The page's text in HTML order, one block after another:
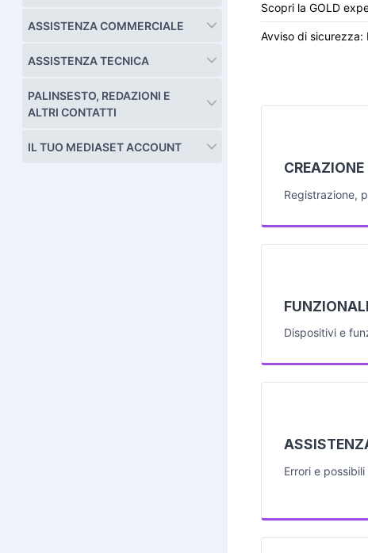
Registrazione,
Dispositivi e
Errori e
Scopri la GOLD
Avviso di
ASSISTENZA COMMERCIALE
ASSISTENZA TECNICA
PALINSESTO, REDAZIONI E
ALTRI CONTATTI
IL TUO MEDIASET ACCOUNT